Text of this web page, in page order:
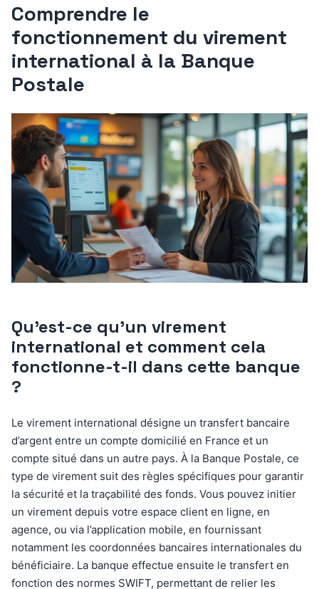
Comprendre le
fonctionnement du virement
international à la Banque
Postale
Qu’est-ce qu’un virement
international et comment cela
fonctionne-t-il dans cette banque
?
Le virement international désigne un transfert bancaire
d’argent entre un compte domicilié en France et un
compte situé dans un autre pays. À la Banque Postale, ce
type de virement suit des règles spécifiques pour garantir
la sécurité et la traçabilité des fonds. Vous pouvez initier
un virement depuis votre espace client en ligne, en
agence, ou via l’application mobile, en fournissant
notamment les coordonnées bancaires internationales du
bénéficiaire. La banque effectue ensuite le transfert en
fonction des normes SWIFT, permettant de relier les